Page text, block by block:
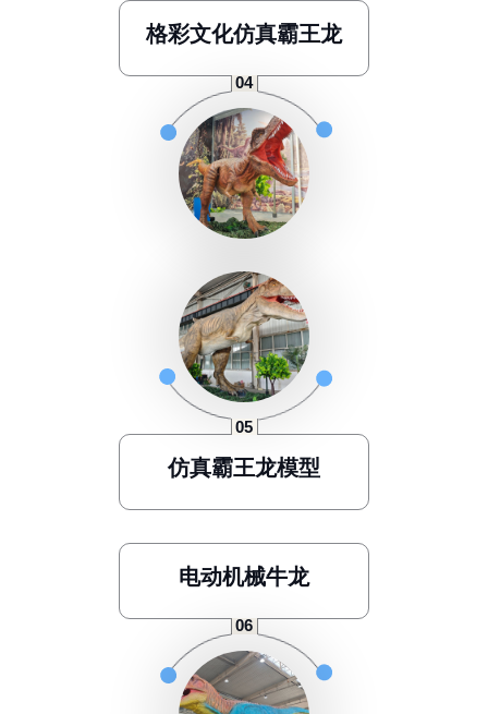
格彩文化仿真霸王龙
仿真霸王龙模型
电动机械牛龙